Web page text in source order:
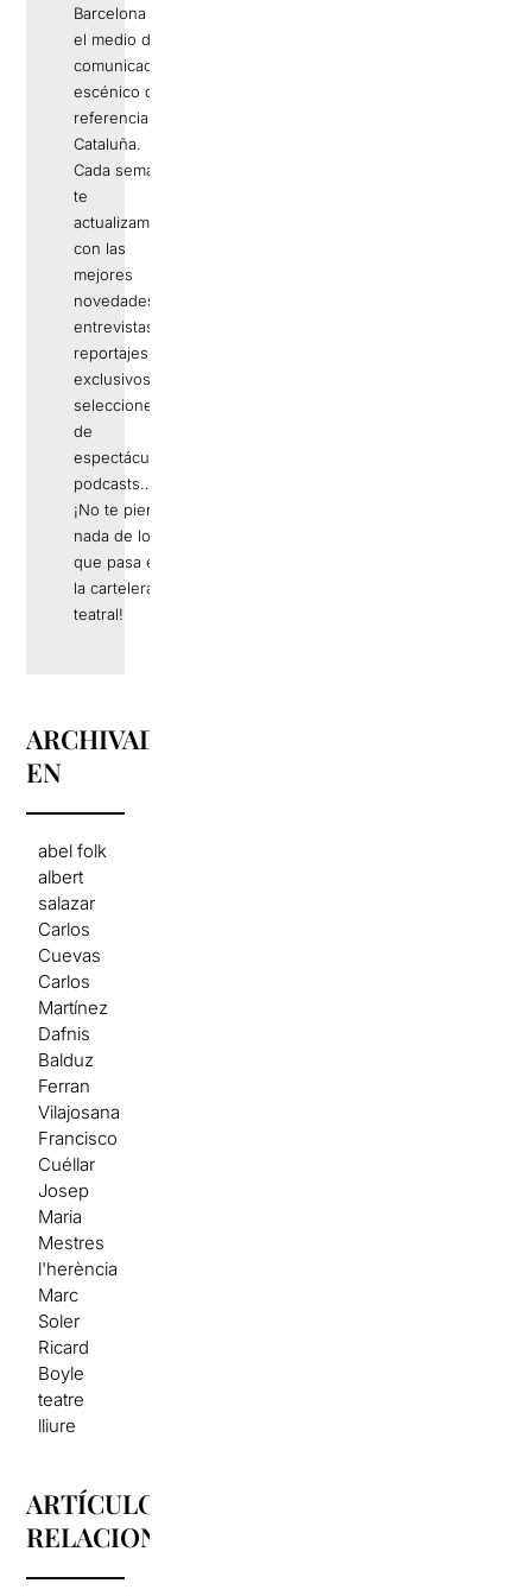
Barcelona es
el medio de
comunicación
escénico de
referencia en
Cataluña.
Cada semana
te
actualizamos
con las
mejores
novedades,
entrevistas,
reportajes
exclusivos,
selecciones
de
espectáculos,
podcasts…
¡No te pierdas
nada de lo
que pasa en
la cartelera
teatral!
ARCHIVADO
EN
abel folk
albert
salazar
Carlos
Cuevas
Carlos
Martínez
Dafnis
Balduz
Ferran
Vilajosana
Francisco
Cuéllar
Josep
Maria
Mestres
l'herència
Marc
Soler
Ricard
Boyle
teatre
lliure
ARTÍCULOS
RELACIONADOS